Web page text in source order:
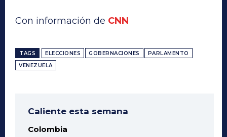
Con información de CNN
TAGS ELECCIONES GOBERNACIONES
PARLAMENTO
VENEZUELA
Caliente esta semana
Colombia